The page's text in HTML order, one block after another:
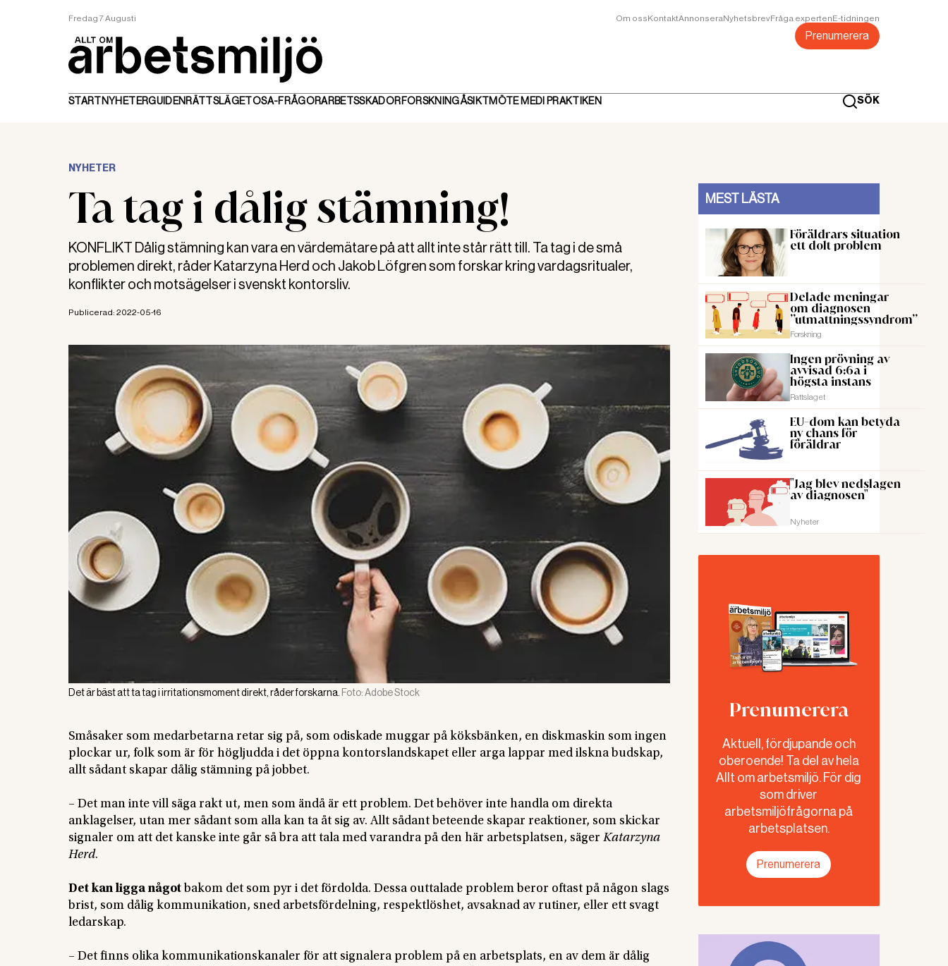
Fredag 7 Augusti Om ossKontaktAnnonseraNyhetsbrevFråga expertenE-tidningen
Prenumerera
STARTNYHETERGUIDEN RÄTTSLÄGETOSA-FRÅGORARBETSSKADORFORSKNINGÅSIKTMÖTE MED I PRAKTIKEN SÖK
NYHETER
Ta tag i dålig stämning!
KONFLIKT Dålig stämning kan vara en värdemätare på att allt inte står rätt till. Ta tag i de små
problemen direkt, råder Katarzyna Herd och Jakob Löfgren som forskar kring vardagsritualer,
konflikter och motsägelser i svenskt kontorsliv.
Publicerad: 2022-05-16
Det är bäst att ta tag i irritationsmoment direkt, råder forskarna. Foto:Adobe Stock
Småsaker som medarbetarna retar sig på, som odiskade muggar på köksbänken, en diskmaskin som ingen
plockar ur, folk som är för högljudda i det öppna kontorslandskapet eller arga lappar med ilskna budskap,
allt sådant skapar dålig stämning på jobbet.
– Det man inte vill säga rakt ut, men som ändå är ett problem. Det behöver inte handla om direkta
anklagelser, utan mer sådant som alla kan ta åt sig av. Allt sådant beteende skapar reaktioner, som skickar
signaler om att det kanske inte går så bra att tala med varandra på den här arbetsplatsen, säger Katarzyna
Herd.
Det kan ligga något bakom det som pyr i det fördolda. Dessa outtalade problem beror oftast på någon slags
brist, som dålig kommunikation, sned arbetsfördelning, respektlöshet, avsaknad av rutiner, eller ett svagt
ledarskap.
– Det finns olika kommunikationskanaler för att signalera problem på en arbetsplats, en av dem är dålig
MEST LÄSTA
Föräldrars situation
ett dolt problem
Delade meningar
om diagnosen
”utmattningssyndrom”
Forskning
Ingen prövning av
avvisad 6:6a i
högsta instans
Rattslaget
EU-dom kan betyda
ny chans för
föräldrar
"Jag blev nedslagen
av diagnosen"
Nyheter
Prenumerera
Aktuell, fördjupande och
oberoende! Ta del av hela
Allt om arbetsmiljö. För dig
som driver
arbetsmiljöfrågorna på
arbetsplatsen.
Prenumerera